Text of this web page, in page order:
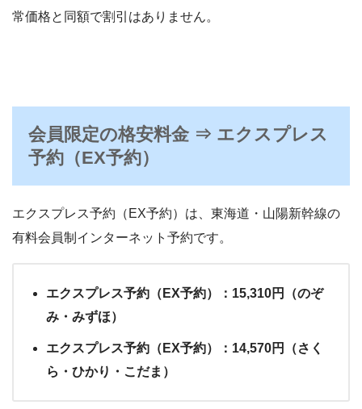
常価格と同額で割引はありません。
会員限定の格安料金 ⇒ エクスプレス
予約（EX予約）
エクスプレス予約（EX予約）は、東海道・山陽新幹線の
有料会員制インターネット予約です。
エクスプレス予約（EX予約）：15,310円（のぞ
み・みずほ）
エクスプレス予約（EX予約）：14,570円（さく
ら・ひかり・こだま）